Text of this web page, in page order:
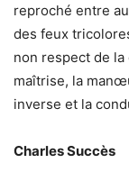
reproché entre
des feux
non respect de
maîtrise, la
inverse et la
Charles Succès